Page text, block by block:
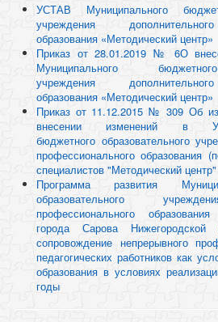
УСТАВ Муниципального
учреждения
образования «Методический центр»
Приказ от 28.01.2019 № 6О
Муниципального
учреждения
образования «Методический центр»
Приказ от 11.12.2015 № 309 Об
внесении изменений в
бюджетного образовательного
профессионального образования
специалистов "Методический центр"
Программа развития
образовательного
профессионального
города Сарова Нижегородской
сопровождение непрерывного
педагогических работников как
образования в условиях
годы